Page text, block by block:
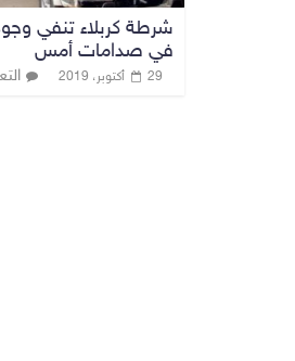
شرطة كربلاء تنفي
في صدامات أمس
29 أكتوبر، 2019